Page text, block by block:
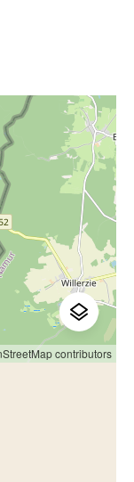
contributors